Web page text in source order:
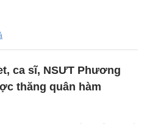
ca sĩ, NSƯT Phương
thăng quân hàm